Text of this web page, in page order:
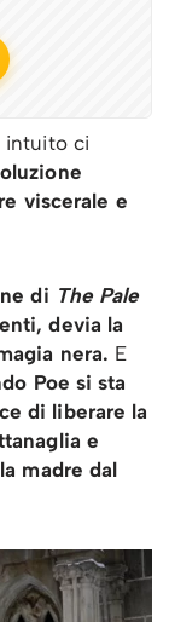
intuito ci
viscerale e
di The Pale
devia la
nera. E
Poe si sta
di liberare la
e
madre dal